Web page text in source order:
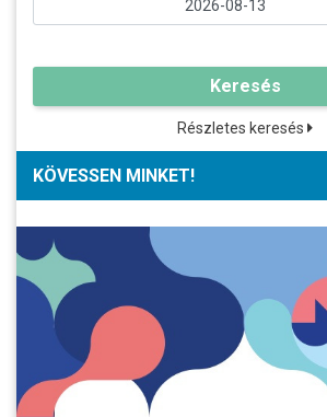
Keresés
Részletes keresés
KÖVESSEN MINKET!